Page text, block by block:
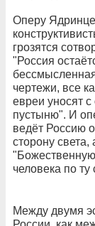
Оперу
грозятся
"Россия
чертежи, все
евреи уносят
пустыню". И
ведёт Россию
сторону света,
человека по
Между двумя